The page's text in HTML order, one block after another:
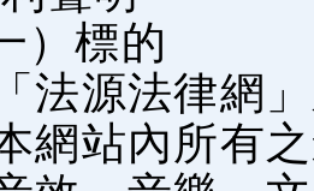
）標的
「法源法律網
網站內所有